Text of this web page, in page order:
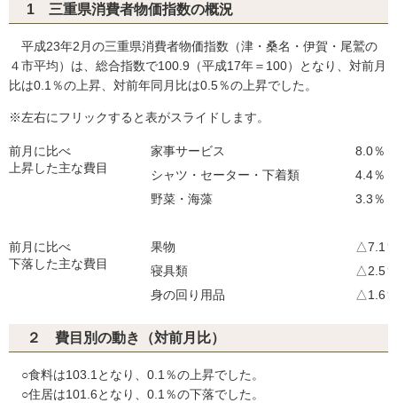
1 三重県消費者物価指数の概況
平成23年2月の三重県消費者物価指数（津・桑名・伊賀・尾鷲の
４市平均）は、総合指数で100.9（平成17年＝100）となり、対前月
比は0.1％の上昇、対前年同月比は0.5％の上昇でした。
※左右にフリックすると表がスライドします。
前月に比べ
上昇した主な費目
家事サービス
8.0％
シャツ・セーター・下着類
4.4％
野菜・海藻
3.3％
前月に比べ
下落した主な費目
果物
△7.1％
寝具類
△2.5％
身の回り用品
△1.6％
２ 費目別の動き（対前月比）
○食料は103.1となり、0.1％の上昇でした。
○住居は101.6となり、0.1％の下落でした。